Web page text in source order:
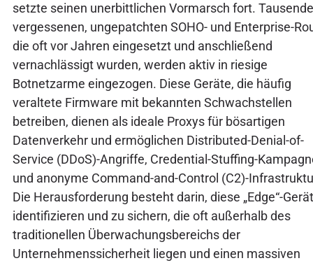
setzte seinen unerbittlichen Vormarsch fort.
vergessenen, ungepatchten SOHO- und Enterprise-
die oft vor Jahren eingesetzt und anschließend
vernachlässigt wurden, werden aktiv in riesige
Botnetzarme eingezogen. Diese Geräte, die häufig
veraltete Firmware mit bekannten Schwachstellen
betreiben, dienen als ideale Proxys für bösartigen
Datenverkehr und ermöglichen Distributed-Denial-of-
Service (DDoS)-Angriffe, Credential-Stuffing-
und anonyme Command-and-Control (C2)-
Die Herausforderung besteht darin, diese „Edge“-
identifizieren und zu sichern, die oft außerhalb des
traditionellen Überwachungsbereichs der
Unternehmenssicherheit liegen und einen massiven